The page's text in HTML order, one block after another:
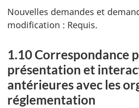
Nouvelles demandes et
modification : Requis.
1.10 Correspondance
présentation et
antérieures avec les
réglementation